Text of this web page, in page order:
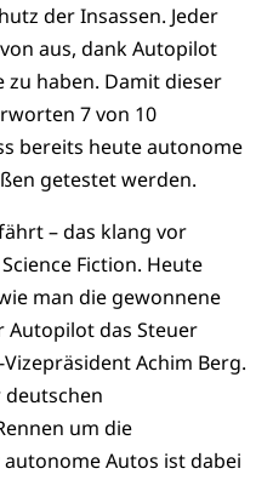
der Insassen. Jeder
aus, dank Autopilot
haben. Damit dieser
7 von 10
bereits heute autonome
getestet werden.
– das klang vor
Fiction. Heute
man die gewonnene
Autopilot das Steuer
Achim Berg.
deutschen
um die
Autos ist dabei